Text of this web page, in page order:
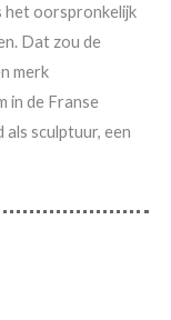
het oorspronkelijk
Dat zou de
merk
in de Franse
sculptuur, een